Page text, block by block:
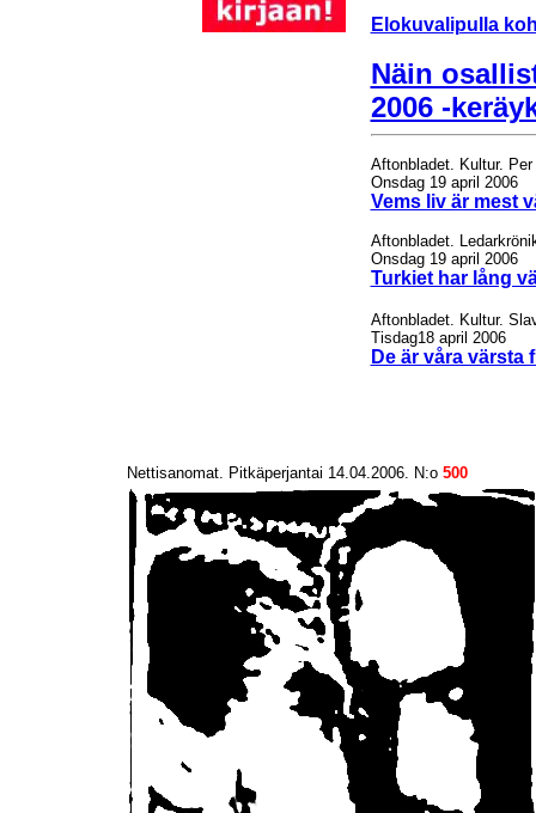
Elokuvalipulla
Näin
2006 -
Aftonbladet. Kultur. Per
Onsdag 19 april 2006
Vems liv är mest
Aftonbladet.
Onsdag 19 april 2006
Turkiet har lång
Aftonbladet. Kultur.
Tisdag18 april 2006
De är våra värsta
Nettisanomat. Pitkäperjantai 14.04.2006. N:o 500